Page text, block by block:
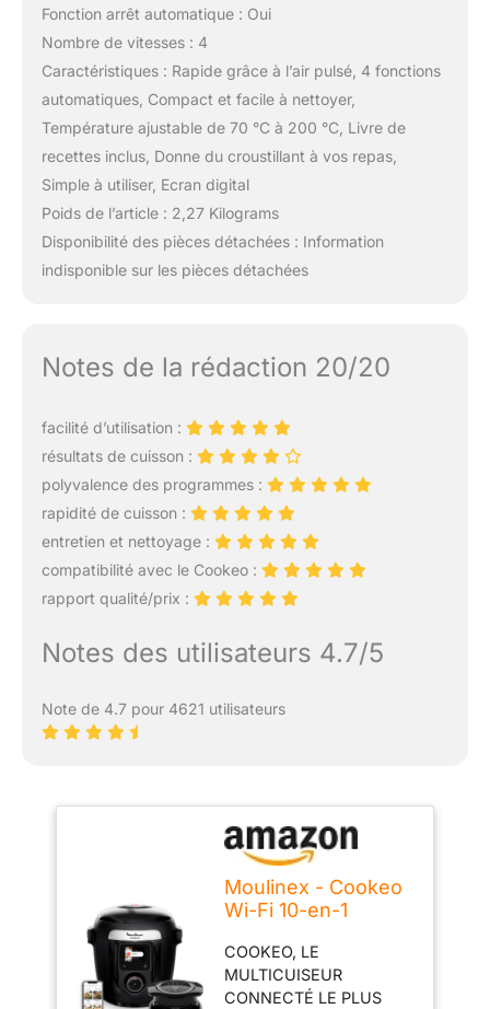
Fonction arrêt automatique : Oui
Nombre de vitesses : 4
Caractéristiques : Rapide grâce à l’air pulsé, 4 fonctions
automatiques, Compact et facile à nettoyer,
Température ajustable de 70 °C à 200 °C, Livre de
recettes inclus, Donne du croustillant à vos repas,
Simple à utiliser, Ecran digital
Poids de l’article : 2,27 Kilograms
Disponibilité des pièces détachées : Information
indisponible sur les pièces détachées
Notes de la rédaction 20/20
facilité d’utilisation :
résultats de cuisson :
polyvalence des programmes :
rapidité de cuisson :
entretien et nettoyage :
compatibilité avec le Cookeo :
rapport qualité/prix :
Notes des utilisateurs 4.7/5
Note de 4.7 pour 4621 utilisateurs
Moulinex - Cookeo
Wi-Fi 10-en-1
crisp - 6 L - Noir
COOKEO, LE
MULTICUISEUR
CONNECTÉ LE PLUS